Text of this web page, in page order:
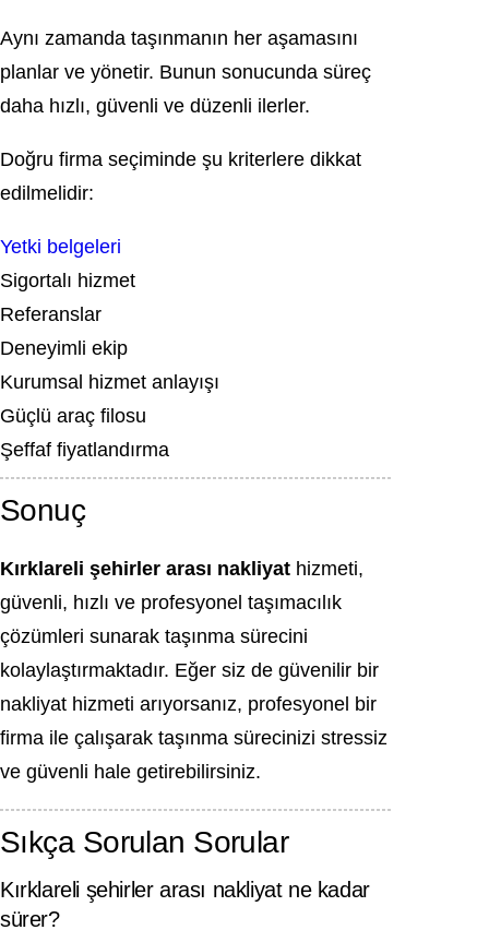
Aynı zamanda taşınmanın her aşamasını
planlar ve yönetir. Bunun sonucunda süreç
daha hızlı, güvenli ve düzenli ilerler.
Doğru firma seçiminde şu kriterlere dikkat
edilmelidir:
Yetki belgeleri
Sigortalı hizmet
Referanslar
Deneyimli ekip
Kurumsal hizmet anlayışı
Güçlü araç filosu
Şeffaf fiyatlandırma
Sonuç
Kırklareli şehirler arası nakliyat hizmeti,
güvenli, hızlı ve profesyonel taşımacılık
çözümleri sunarak taşınma sürecini
kolaylaştırmaktadır. Eğer siz de güvenilir bir
nakliyat hizmeti arıyorsanız, profesyonel bir
firma ile çalışarak taşınma sürecinizi stressiz
ve güvenli hale getirebilirsiniz.
Sıkça Sorulan Sorular
Kırklareli şehirler arası nakliyat ne kadar
sürer?